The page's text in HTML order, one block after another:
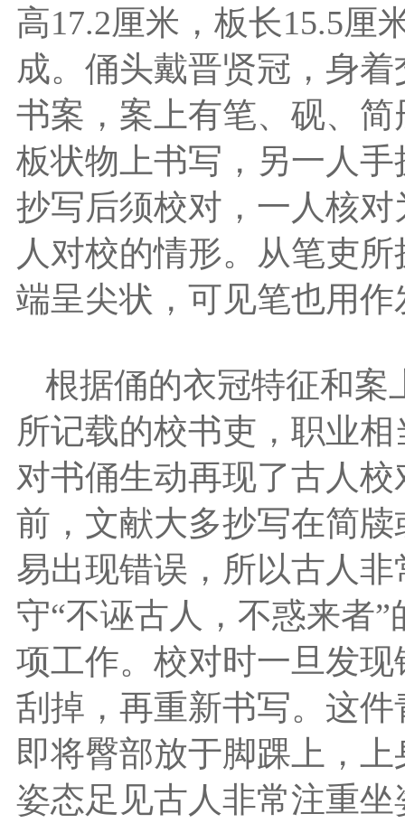
高17.2厘米，板长15.5厘
成。俑头戴晋贤冠，身
书案，案上有笔、砚、
板状物上书写，另一人
抄写后须校对，一人核
人对校的情形。从笔吏
端呈尖状，可见笔也用
根据俑的衣冠特征和案
所记载的校书吏，职业
对书俑生动再现了古人
前，文献大多抄写在简
易出现错误，所以古人
守“不诬古人，不惑来者
项工作。校对时一旦发
刮掉，再重新书写。这
即将臀部放于脚踝上，
姿态足见古人非常注重